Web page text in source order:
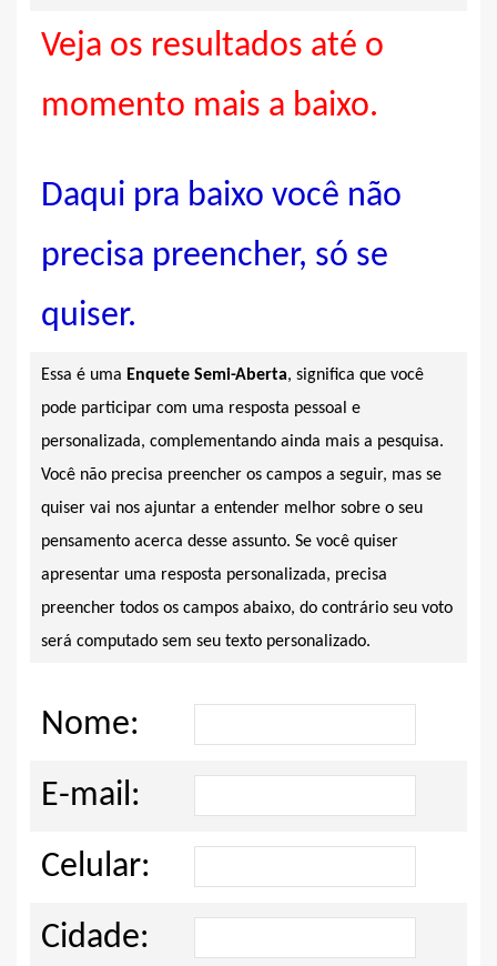
Veja os resultados até o
momento mais a baixo.
Daqui pra baixo você não
precisa preencher, só se
quiser.
Essa é uma Enquete Semi-Aberta, significa que você
pode participar com uma resposta pessoal e
personalizada, complementando ainda mais a pesquisa.
Você não precisa preencher os campos a seguir, mas se
quiser vai nos ajuntar a entender melhor sobre o seu
pensamento acerca desse assunto. Se você quiser
apresentar uma resposta personalizada, precisa
preencher todos os campos abaixo, do contrário seu voto
será computado sem seu texto personalizado.
Nome:
E-mail:
Celular:
Cidade: